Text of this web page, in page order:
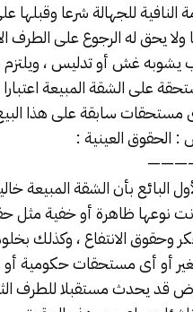
النافية للجهالة شرعا وقبلها
ولا يحق له الرجوع على الطرف
يشوبه غش أو تدليس ، ويلتزم
على الشقة المبيعة
سابقة على هذا
: الحقوق العينية :
البائع بأن الشقة المبيعة
نوعها ظاهرة أو خفية مثل
وحقوق الانتفاع ، وكذلك
أو أى مستحقات حكومية أو
قد يحدث مستقبلا للطرف